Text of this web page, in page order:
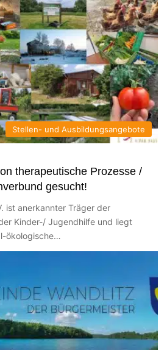
Stellen- und Ausbildungsangebote
therapeutische Prozesse /
gesucht!
ist anerkannter Träger der
Kinder-/ Jugendhilfe und liegt
ökologische…